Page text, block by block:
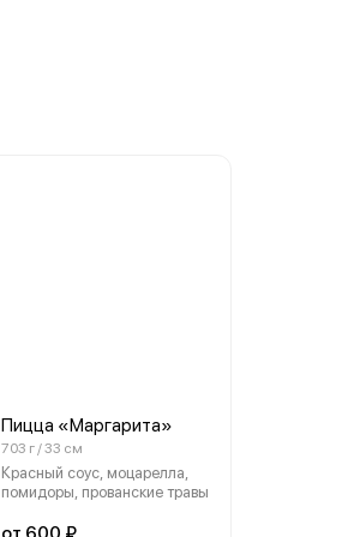
Пицца «Маргарита»
703 г / 33 см
Красный соус, моцарелла,
помидоры, прованские травы